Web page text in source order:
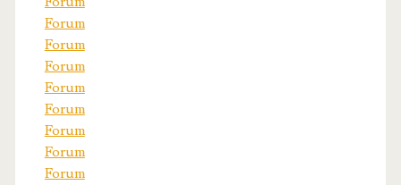
Forum
Forum
Forum
Forum
Forum
Forum
Forum
Forum